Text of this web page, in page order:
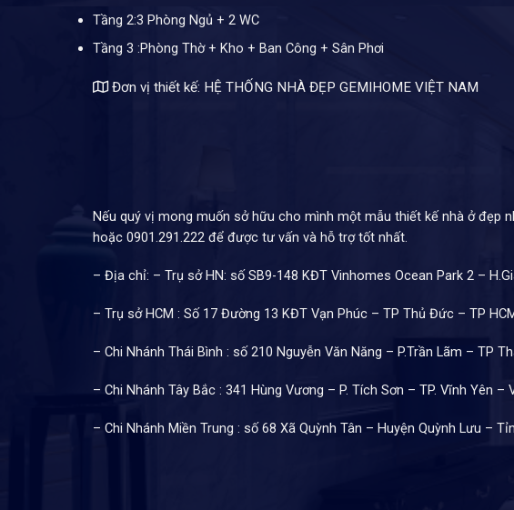
Tầng 2:3 Phòng Ngủ + 2 WC
Tầng 3 :Phòng Thờ + Kho + Ban Công + Sân Phơi
Đơn vị thiết kế: HỆ THỐNG NHÀ ĐẸP GEMIHOME VIỆT NAM
Nếu quý vị mong muốn sở hữu cho mình một mẫu thiết kế nhà ở đẹp
hoặc 0901.291.222 để được tư vấn và hỗ trợ tốt nhất.
– Địa chỉ: – Trụ sở HN: số SB9-148 KĐT Vinhomes Ocean Park 2 –
– Trụ sở HCM : Số 17 Đường 13 KĐT Vạn Phúc – TP Thủ Đức – TP
– Chi Nhánh Thái Bình : số 210 Nguyễn Văn Năng – P.Trần Lãm – TP
– Chi Nhánh Tây Bắc : 341 Hùng Vương – P. Tích Sơn – TP. Vĩnh Yên –
– Chi Nhánh Miền Trung : số 68 Xã Quỳnh Tân – Huyện Quỳnh Lưu –